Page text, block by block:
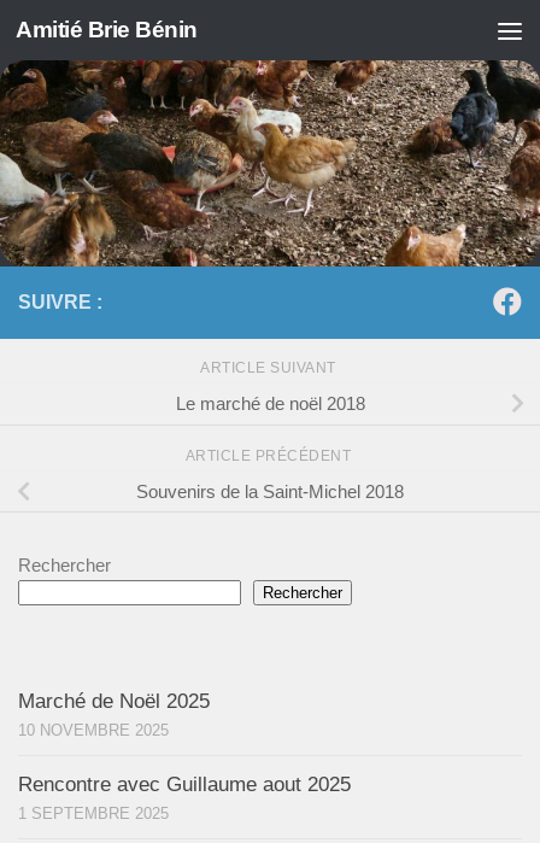
Skip to content
Amitié Brie Bénin
SUIVRE :
ARTICLE SUIVANT
Le marché de noël 2018
ARTICLE PRÉCÉDENT
Souvenirs de la Saint-Michel 2018
Rechercher
Rechercher
Marché de Noël 2025
10 NOVEMBRE 2025
Rencontre avec Guillaume aout 2025
1 SEPTEMBRE 2025